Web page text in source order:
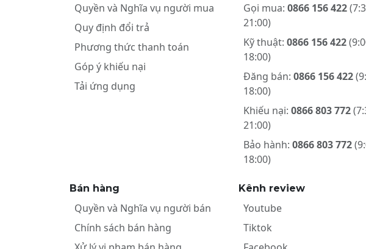
Quyền và Nghĩa vụ người mua
Quy định đổi trả
Phương thức thanh toán
Góp ý khiếu nại
Tải ứng dụng
Gọi mua:0866 156 422
21:00)
Kỹ thuật:0866 156 422
18:00)
Đăng bán:0866 156 422
18:00)
Khiếu nại:0866 803 772
21:00)
Bảo hành:0866 803 772
18:00)
Bán hàng
Quyền và Nghĩa vụ người bán
Chính sách bán hàng
Kênh review
Youtube
Tiktok